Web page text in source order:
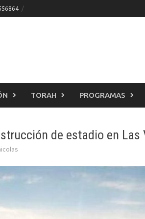
TORAH PROGRAMAS
de estadio en Las